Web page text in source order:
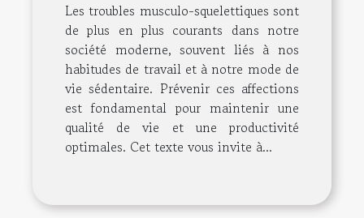
Les troubles musculo-squelettiques sont
de plus en plus courants dans notre
société moderne, souvent liés à nos
habitudes de travail et à notre mode de
vie sédentaire. Prévenir ces affections
est fondamental pour maintenir une
qualité de vie et une productivité
optimales. Cet texte vous invite à...